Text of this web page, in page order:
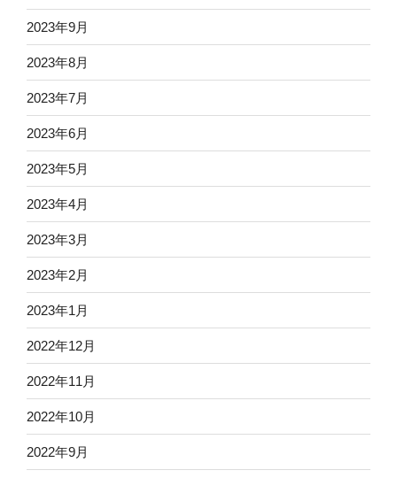
2023年9月
2023年8月
2023年7月
2023年6月
2023年5月
2023年4月
2023年3月
2023年2月
2023年1月
2022年12月
2022年11月
2022年10月
2022年9月